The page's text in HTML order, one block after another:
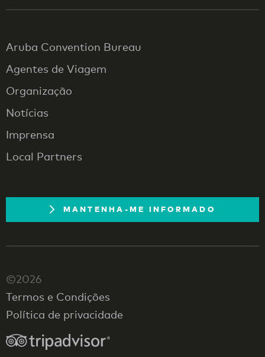
Aruba Convention Bureau
Agentes de Viagem
Organização
Notícias
Imprensa
Local Partners
MANTENHA-ME INFORMADO
©2026
Termos e Condições
Política de privacidade